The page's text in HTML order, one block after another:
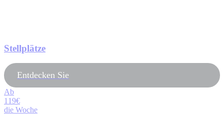
Stellplätze
Entdecken Sie
Ab
119€
die Woche